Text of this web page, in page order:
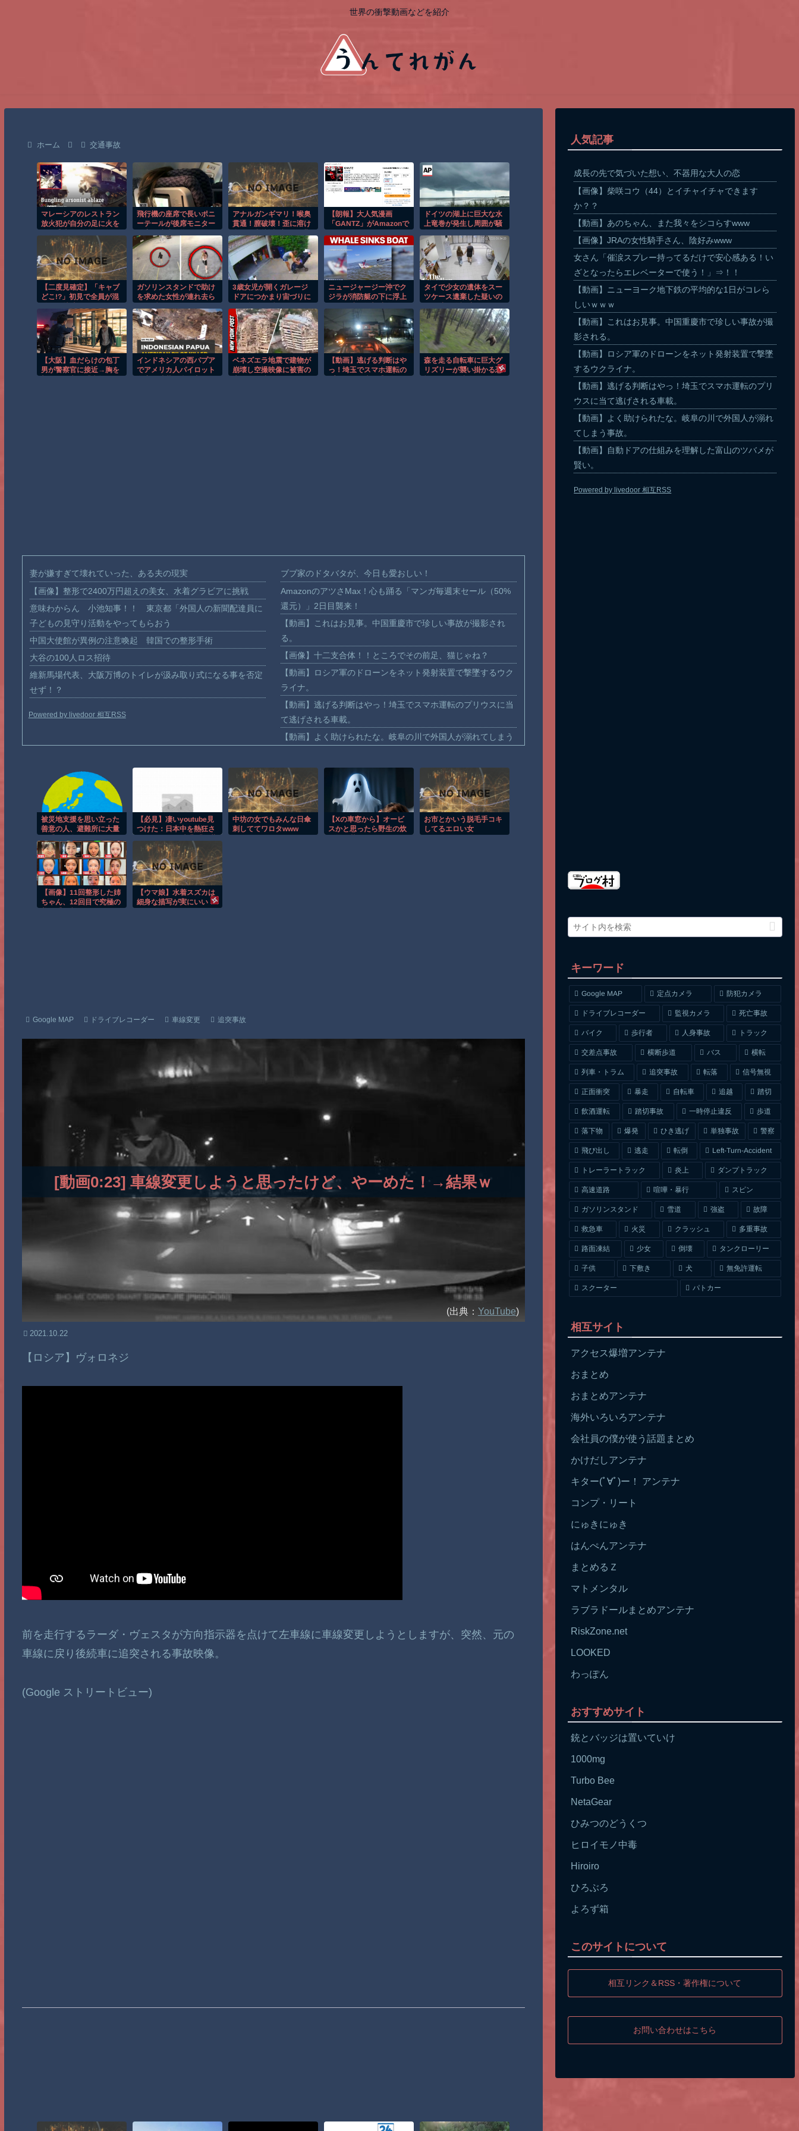
世界の衝撃動画などを紹介
ホーム 交通事故
マレーシアのレストラン
放火犯が自分の足に火を
飛行機の座席で長いポニ
ーテールが後席モニター
アナルガンギマリ！喉奥
貫通！膣破壊！歪に溶け
野未奈 ゆうきすず
【朗報】大人気漫画
「GANTZ」がAmazonで
ｗｗｗ
ドイツの湖上に巨大な水
上竜巻が発生し周囲が騒
【二度見確定】「キャブ
どこ!?」初見で全員が混
【低すぎ】
ガソリンスタンドで助け
を求めた女性が連れ去ら
3歳女児が開くガレージ
ドアにつかまり宙づりに
ニュージャージー沖でク
ジラが消防艇の下に浮上
タイで少女の遺体をスー
ツケース遺棄した疑いの
【大阪】血だらけの包丁
男が警察官に接近→胸を
インドネシアの西パプア
でアメリカ人パイロット
ベネズエラ地震で建物が
崩壊し空撮映像に被害の
【動画】逃げる判断はや
っ！埼玉でスマホ運転の
森を走る自転車に巨大グ
リズリーが襲い掛かる恐
妻が嫌すぎて壊れていった、ある夫の現実
【画像】整形で2400万円超えの美女、水着グラビアに挑戦
意味わからん 小池知事！！ 東京都「外国人の新聞配達員に
子どもの見守り活動をやってもらおう
中国大使館が異例の注意喚起 韓国での整形手術
大谷の100人ロス招待
維新馬場代表、大阪万博のトイレが汲み取り式になる事を否定
せず！？
Powered by livedoor 相互RSS
ブブ家のドタバタが、今日も愛おしい！
AmazonのアツさMax！心も踊る「マンガ毎週末セール（50%
還元）」2日目襲来！
【動画】これはお見事。中国重慶市で珍しい事故が撮影され
る。
【画像】十二支合体！！ところでその前足、猫じゃね？
【動画】ロシア軍のドローンをネット発射装置で撃墜するウク
ライナ。
【動画】逃げる判断はやっ！埼玉でスマホ運転のプリウスに当
て逃げされる車載。
【動画】よく助けられたな。岐阜の川で外国人が溺れてしまう
渡邊渚さん「私がPTSDと診断された当時、世間はまだPTSDと
いう言葉は浸透されていませんでした」
【動画】自動ドアの仕組みを理解した富山のツバメが賢い。
【朗報】Amazon、汗が飛び散る灼熱の「マンガ毎週末セール
（50%還元）」を開催！
被災地支援を思い立った
善意の人、避難所に大量
ようとした結果……
【必見】凄いyoutube見
つけた：日本中を熱狂さ
華」！アニメ『鬼滅の
刃』OPとして社会現象を
巻き起こした名曲のエネ
ルギー
中坊の女でもみんな日傘
刺しててワロタwww
【Xの車窓から】オービ
スかと思ったら野生の炊
お市とかいう脱毛手コキ
してるエロい女
【画像】11回整形した姉
ちゃん、12回目で究極の
【ウマ娘】水着スズカは
細身な描写が実にいい
Google MAP ドライブレコーダー 車線変更 追突事故
[動画0:23] 車線変更しようと思ったけど、やーめた！→結果ｗ
(出典： YouTube)
2021.10.22
【ロシア】ヴォロネジ
前を走行するラーダ・ヴェスタが方向指示器を点けて左車線に車線変更しようとしますが、突然、元の
車線に戻り後続車に追突される事故映像。
(Google ストリートビュー)
人気記事
成長の先で気づいた想い、不器用な大人の恋
【画像】柴咲コウ（44）とイチャイチャできます
か？？
【動画】あのちゃん、また我々をシコらすwww
【画像】JRAの女性騎手さん、陰好みwww
女さん「催涙スプレー持ってるだけで安心感ある！い
ざとなったらエレベーターで使う！」⇒！！
【動画】ニューヨーク地下鉄の平均的な1日がコレら
しいｗｗｗ
【動画】これはお見事。中国重慶市で珍しい事故が撮
影される。
【動画】ロシア軍のドローンをネット発射装置で撃墜
するウクライナ。
【動画】逃げる判断はやっ！埼玉でスマホ運転のプリ
ウスに当て逃げされる車載。
【動画】よく助けられたな。岐阜の川で外国人が溺れ
てしまう事故。
【動画】自動ドアの仕組みを理解した富山のツバメが
賢い。
Powered by livedoor 相互RSS
キーワード
Google MAP 定点カメラ 防犯カメラ
ドライブレコーダー 監視カメラ 死亡事故
バイク 歩行者 人身事故 トラック
交差点事故 横断歩道 バス 横転
列車・トラム 追突事故 転落 信号無視
正面衝突 暴走 自転車 追越 踏切
飲酒運転 踏切事故 一時停止違反 歩道
落下物 爆発 ひき逃げ 単独事故 警察
飛び出し 逃走 転倒 Left-Turn-Accident
トレーラートラック 炎上 ダンプトラック
高速道路 喧嘩・暴行 スピン
ガソリンスタンド 雪道 強盗 故障
救急車 火災 クラッシュ 多重事故
路面凍結 少女 倒壊 タンクローリー
子供 下敷き 犬 無免許運転
スクーター パトカー
相互サイト
アクセス爆増アンテナ
おまとめ
おまとめアンテナ
海外いろいろアンテナ
会社員の僕が使う話題まとめ
かけだしアンテナ
キター(ﾟ∀ﾟ)ー！ アンテナ
コンプ・リート
にゅきにゅき
はんぺんアンテナ
まとめるＺ
マトメンタル
ラブラドールまとめアンテナ
RiskZone.net
LOOKED
わっぽん
おすすめサイト
銃とバッジは置いていけ
1000mg
Turbo Bee
NetaGear
ひみつのどうくつ
ヒロイモノ中毒
Hiroiro
ひろぶろ
よろず箱
このサイトについて
相互リンク＆RSS・著作権について
お問い合わせはこちら